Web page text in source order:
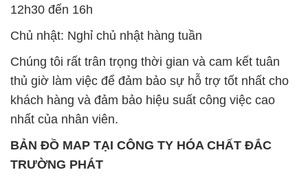
12h30 đến 16h
Chủ nhật: Nghỉ chủ nhật hàng tuần
Chúng tôi rất trân trọng thời gian và cam kết tuân
thủ giờ làm việc để đảm bảo sự hỗ trợ tốt nhất cho
khách hàng và đảm bảo hiệu suất công việc cao
nhất của nhân viên.
BẢN ĐỒ MAP TẠI CÔNG TY HÓA CHẤT ĐẮC
TRƯỜNG PHÁT